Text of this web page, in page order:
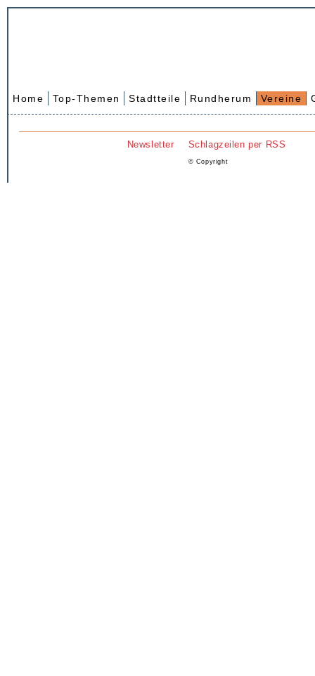
Home Top-Themen Stadtteile Rundherum Vereine
Newsletter Schlagzeilen per RSS
© Copyright